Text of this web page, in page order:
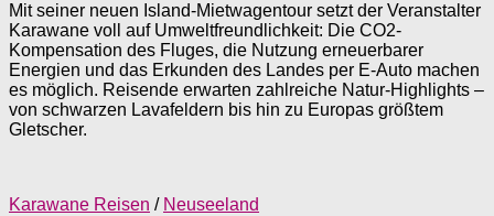
Mit seiner neuen Island-Mietwagentour setzt der Veranstalter
Karawane voll auf Umweltfreundlichkeit: Die CO2-
Kompensation des Fluges, die Nutzung erneuerbarer
Energien und das Erkunden des Landes per E-Auto machen
es möglich. Reisende erwarten zahlreiche Natur-Highlights –
von schwarzen Lavafeldern bis hin zu Europas größtem
Gletscher.
Karawane Reisen / Neuseeland